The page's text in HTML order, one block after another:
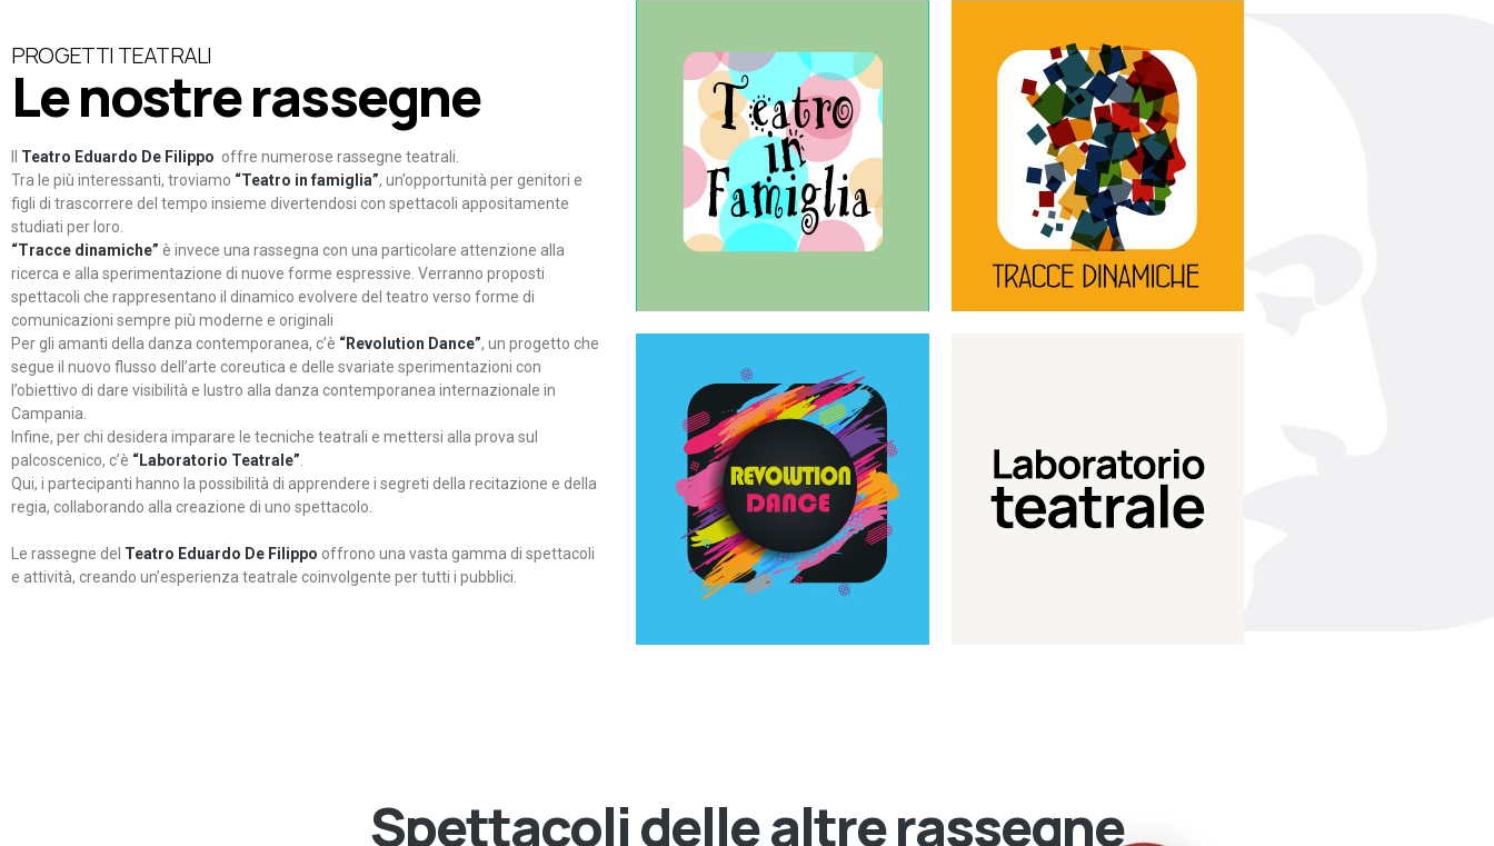
PROGETTI TEATRALI
Le nostre rassegne
Teatro Eduardo De Filippo offre numerose rassegne teatrali.
Tra le più interessanti, troviamo “Teatro in famiglia”, un’opportunità per genitori e
figli di trascorrere del tempo insieme divertendosi con spettacoli appositamente
studiati per loro.
“Tracce dinamiche” è invece una rassegna con una particolare attenzione alla
ricerca e alla sperimentazione di nuove forme espressive. Verranno proposti
spettacoli che rappresentano il dinamico evolvere del teatro verso forme di
comunicazioni sempre più moderne e originali
Per gli amanti della danza contemporanea, c’è “Revolution Dance”, un progetto che
segue il nuovo flusso dell’arte coreutica e delle svariate sperimentazioni con
l’obiettivo di dare visibilità e lustro alla danza contemporanea internazionale in
Campania.
Infine, per chi desidera imparare le tecniche teatrali e mettersi alla prova sul
palcoscenico, c’è “Laboratorio Teatrale”
Qui, i partecipanti hanno la possibilità di apprendere i segreti della recitazione e della
regia, collaborando alla creazione di uno spettacolo.
Le rassegne del Teatro Eduardo De Filippo offrono una vasta gamma di spettacoli
e attività, creando un’esperienza teatrale coinvolgente per tutti i pubblici.
Teatro in famiglia
Teatro In Famiglia è una
rassegna di teatro concepita
per far condividere e godere
del teatro all’intera famiglia.
Continua
Tracce dinamiche
Tracce Dinamiche è una
rassegna di teatro
d’innovazione e sperimentale.
Continua
Revolution Dance
Rassegna di danza
contemporanea – I Edizione
Continua
Laboratorio di teatro del
Teatro Eduardo de Filippo
Spettacoli delle altre rassegne